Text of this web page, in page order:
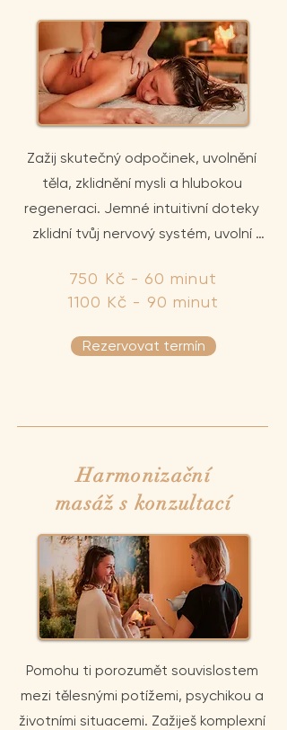
Zažij skutečný odpočinek, uvolnění
těla, zklidnění mysli a hlubokou
regeneraci. Jemné intuitivní doteky
zklidní tvůj nervový systém, uvolní
klid. Masáž zahrnuje celou zadní část
těla a částečně přední - lze na přání
individuálně kombinovat.
750 Kč - 60 minut
1100 Kč - 90 minut
Rezervovat termín
Harmonizační
masáž s konzultací
Pomohu ti porozumět souvislostem
mezi tělesnými potížemi, psychikou a
životními situacemi. Zažiješ komplexní